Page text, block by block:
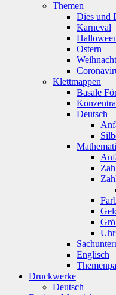
Themen
Dies und
Karneval
Ostern
Klettmappen
Basale
Deutsch
Uhr
Englisch
Druckwerke
Deutsch